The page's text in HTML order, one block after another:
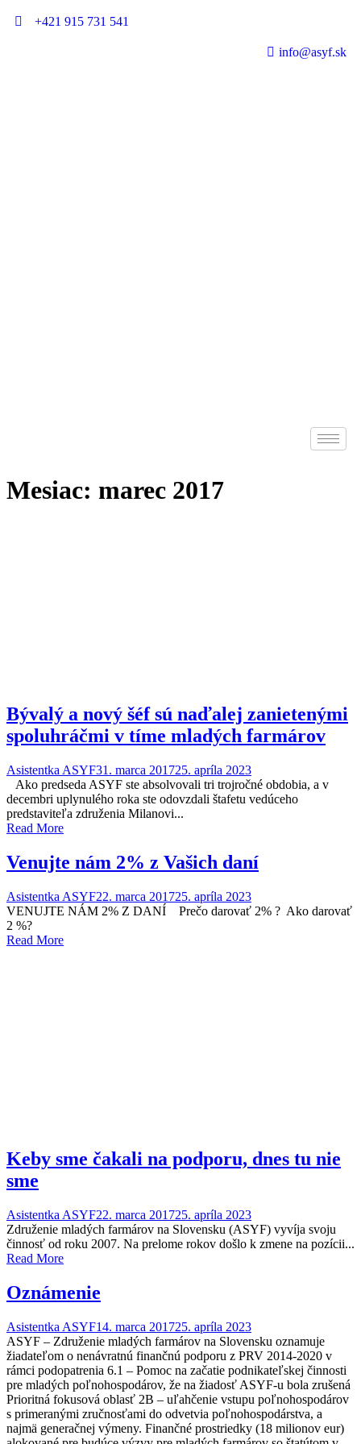
+421 915 731 541
info@asyf.sk
Mesiac: marec 2017
Bývalý a nový šéf sú naďalej zanietenými
spoluhráčmi v tíme mladých farmárov
Asistentka ASYF31. marca 201725. apríla 2023
Ako predseda ASYF ste absolvovali tri trojročné obdobia, a v
decembri uplynulého roka ste odovzdali štafetu vedúceho
predstaviteľa združenia Milanovi...
Read More
Venujte nám 2% z Vašich daní
Asistentka ASYF22. marca 201725. apríla 2023
VENUJTE NÁM 2% Z DANÍ Prečo darovať 2% ? Ako darovať
2 %?
Read More
Keby sme čakali na podporu, dnes tu nie
sme
Asistentka ASYF22. marca 201725. apríla 2023
Združenie mladých farmárov na Slovensku (ASYF) vyvíja svoju
činnosť od roku 2007. Na prelome rokov došlo k zmene na pozícii...
Read More
Oznámenie
Asistentka ASYF14. marca 201725. apríla 2023
ASYF – Združenie mladých farmárov na Slovensku oznamuje
žiadateľom o nenávratnú finančnú podporu z PRV 2014-2020 v
rámci podopatrenia 6.1 – Pomoc na začatie podnikateľskej činnosti
pre mladých poľnohospodárov, že na žiadosť ASYF-u bola zrušená
Prioritná fokusová oblasť 2B – uľahčenie vstupu poľnohospodárov
s primeranými zručnosťami do odvetvia poľnohospodárstva, a
najmä generačnej výmeny. Finančné prostriedky (18 milionov eur)